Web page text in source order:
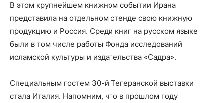
В этом крупнейшем книжном событии Ирана
представила на отдельном стенде свою книжную
продукцию и Россия. Среди книг на русском языке
были в том числе работы Фонда исследований
исламской культуры и издательства «Садра».
Специальным гостем 30-й Тегеранской выставки
стала Италия. Напомним, что в прошлом году